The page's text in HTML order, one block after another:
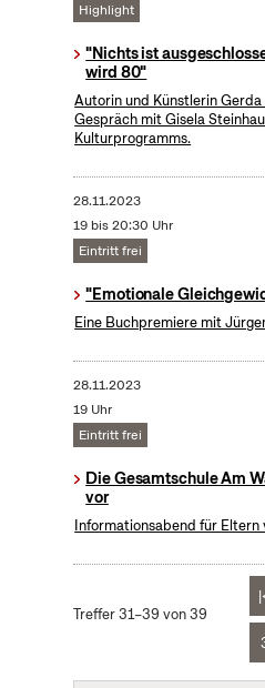
Highlight
"Nichts ist
wird 80"
Autorin und Künstlerin
Gespräch mit Gisela
Kulturprogramms.
28.11.2023
19 bis 20:30 Uhr
Eintritt frei
"Emotionale
Eine Buchpremiere mit
28.11.2023
19 Uhr
Eintritt frei
Die Gesamtschule Am
vor
Informationsabend für
Treffer 31–39 von 39